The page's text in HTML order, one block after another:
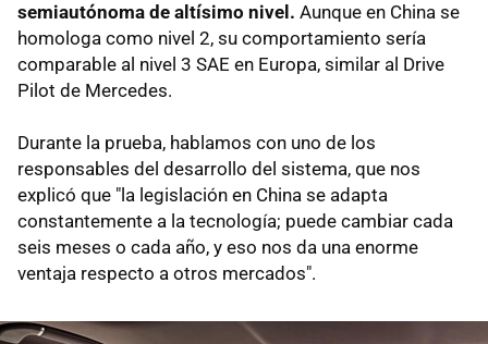
semiautónoma de altísimo nivel. Aunque en China se
homologa como nivel 2, su comportamiento sería
comparable al nivel 3 SAE en Europa, similar al Drive
Pilot de Mercedes.
Durante la prueba, hablamos con uno de los
responsables del desarrollo del sistema, que nos
explicó que "la legislación en China se adapta
constantemente a la tecnología; puede cambiar cada
seis meses o cada año, y eso nos da una enorme
ventaja respecto a otros mercados".